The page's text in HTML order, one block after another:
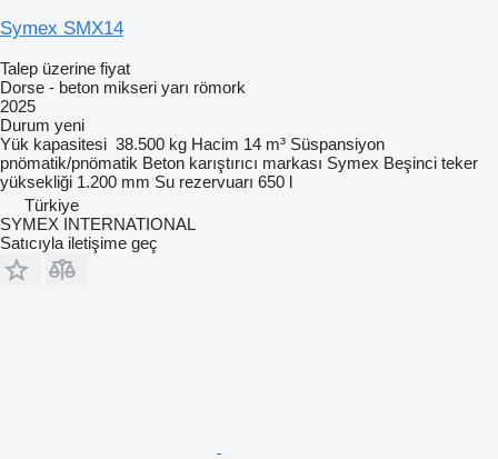
Symex SMX14
Talep üzerine fiyat
Dorse - beton mikseri yarı römork
2025
Durum yeni
Yük kapasitesi 38.500 kg Hacim 14 m³ Süspansiyon
pnömatik/pnömatik Beton karıştırıcı markası Symex Beşinci teker
yüksekliği 1.200 mm Su rezervuarı 650 l
Türkiye
SYMEX INTERNATIONAL
Satıcıyla iletişime geç